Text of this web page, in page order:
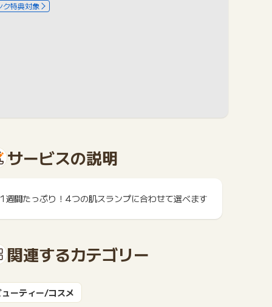
ク特典対象
サービスの説明
1週間たっぷり！4つの肌スランプに合わせて選べます
関連するカテゴリー
ューティー/コスメ